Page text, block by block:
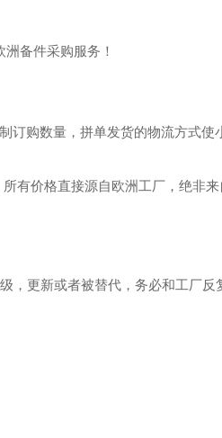
备件采购服务！
订购数量，拼单发货的物流方式使
有价格直接源自欧洲工厂，绝非
，更新或者被替代，务必和工厂反